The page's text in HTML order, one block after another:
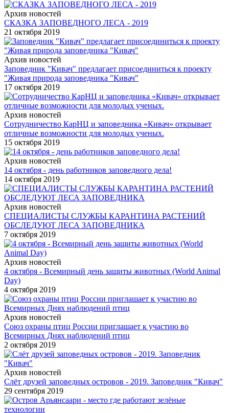
Архив новостей
СКАЗКА ЗАПОВЕДНОГО ЛЕСА - 2019
21 октября 2019
Архив новостей
Заповедник "Кивач" предлагает присоединиться к проекту
"Живая природа заповедника "Кивач"
17 октября 2019
Архив новостей
Сотрудничество КарНЦ и заповедника «Кивач» открывает
отличные возможности для молодых ученых.
15 октября 2019
Архив новостей
14 октября - день работников заповедного дела!
14 октября 2019
Архив новостей
СПЕЦИАЛИСТЫ СЛУЖБЫ КАРАНТИНА РАСТЕНИЙ
ОБСЛЕДУЮТ ЛЕСА ЗАПОВЕДНИКА
7 октября 2019
Архив новостей
4 октября - Всемирный день защиты животных (World Animal
Day)
4 октября 2019
Архив новостей
Союз охраны птиц России приглашает к участию во
Всемирных Днях наблюдений птиц
2 октября 2019
Архив новостей
Слёт друзей заповедных островов - 2019. Заповедник "Кивач"
29 сентября 2019